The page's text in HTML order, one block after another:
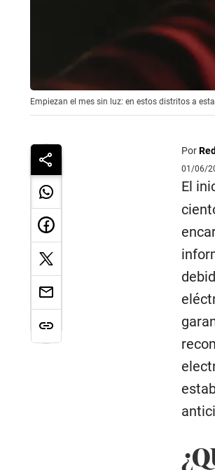
Empiezan el mes sin luz: en estos distritos a
Por
01/06/
El